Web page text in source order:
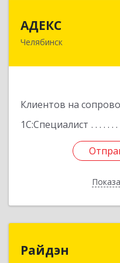
АДЕКС
Челябинск
Клиентов на
1С:Специалист
454080, Челябинская
Райдэн